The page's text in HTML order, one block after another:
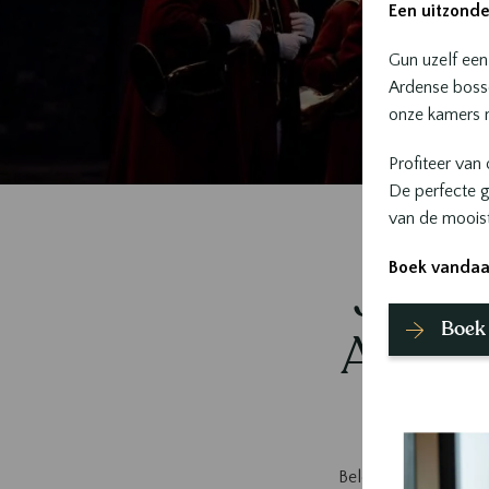
Beleef een uniek
Een
Gun uzelf
Ardense
onze kamers
Profiteer van
De perfecte
van de
Boek